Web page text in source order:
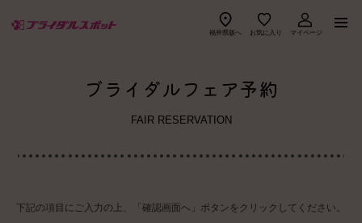
福井県版へ お気に入り マイページ
ブラスポ優待ショップ一覧
ご利用の流れ
ブライダルフェア予約
FAIR RESERVATION
下記の項目にご入力の上、「確認画面へ」ボタンをクリックしてください。